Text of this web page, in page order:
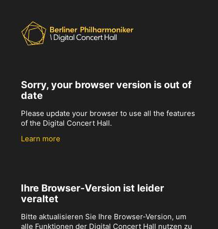
Sorry, your browser version is out of
date
Please update your browser to use all the features
of the Digital Concert Hall.
Learn more
Ihre Browser-Version ist leider
veraltet
Bitte aktualisieren Sie Ihre Browser-Version, um
alle Funktionen der Digital Concert Hall nutzen zu